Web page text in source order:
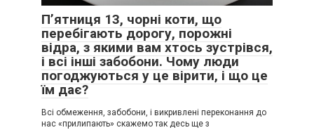
Пʼятниця 13, чорні коти, що
перебігають дорогу, порожні
відра, з якими вам хтось зустрівся,
і всі інші забобони. Чому люди
погоджуються у це вірити, і що це
їм дає?
Всі обмеження, забобони, і викривлені переконання до
нас «прилипають» скажемо так десь ще з